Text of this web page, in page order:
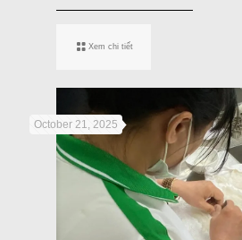
Xem chi tiết
October 21, 2025